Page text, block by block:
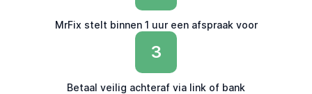
MrFix stelt binnen 1 uur een afspraak voor
3
Betaal veilig achteraf via link of bank